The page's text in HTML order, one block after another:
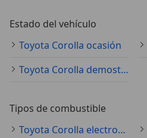
Estado del vehículo
Toyota Corolla ocasión
Toyota Corolla demostración
Tipos de combustible
Toyota Corolla electro/gasolina